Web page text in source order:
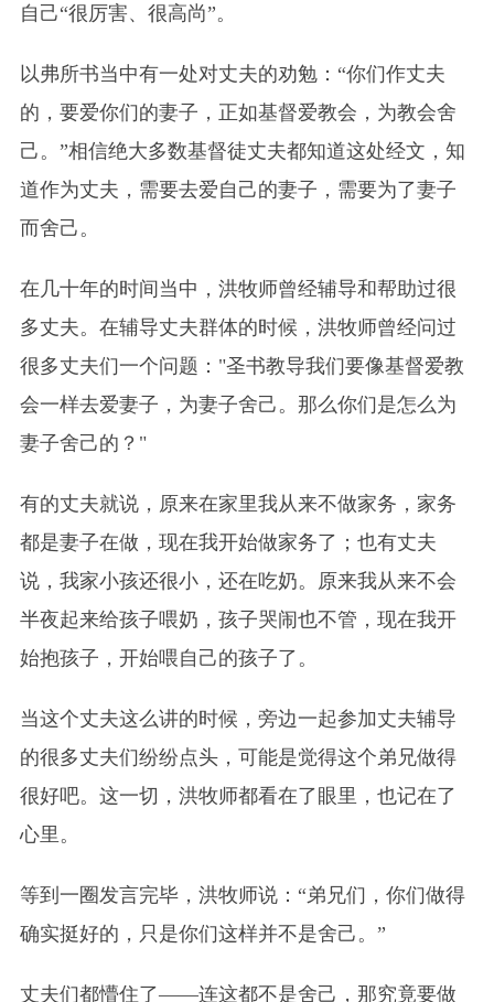
自己“很厉害、很高尚”。
以弗所书当中有一处对丈夫的劝勉：“你们作丈夫
的，要爱你们的妻子，正如基督爱教会，为教会舍
己。”相信绝大多数基督徒丈夫都知道这处经文，知
道作为丈夫，需要去爱自己的妻子，需要为了妻子
而舍己。
在几十年的时间当中，洪牧师曾经辅导和帮助过很
多丈夫。在辅导丈夫群体的时候，洪牧师曾经问过
很多丈夫们一个问题："圣书教导我们要像基督爱教
会一样去爱妻子，为妻子舍己。那么你们是怎么为
妻子舍己的？"
有的丈夫就说，原来在家里我从来不做家务，家务
都是妻子在做，现在我开始做家务了；也有丈夫
说，我家小孩还很小，还在吃奶。原来我从来不会
半夜起来给孩子喂奶，孩子哭闹也不管，现在我开
始抱孩子，开始喂自己的孩子了。
当这个丈夫这么讲的时候，旁边一起参加丈夫辅导
的很多丈夫们纷纷点头，可能是觉得这个弟兄做得
很好吧。这一切，洪牧师都看在了眼里，也记在了
心里。
等到一圈发言完毕，洪牧师说：“弟兄们，你们做得
确实挺好的，只是你们这样并不是舍己。”
丈夫们都懵住了——连这都不是舍己，那究竟要做